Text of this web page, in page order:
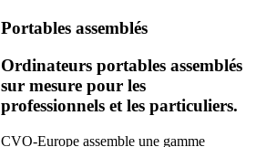
Portables assemblés
Ordinateurs portables assemblés
sur mesure pour les
professionnels et les particuliers.
CVO-Europe assemble une gamme